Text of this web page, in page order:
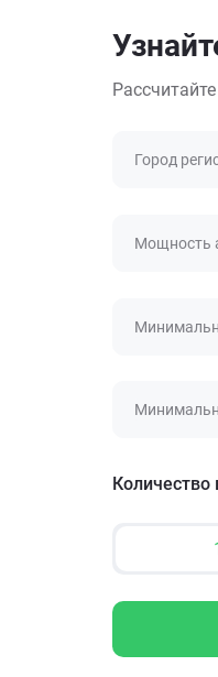
Город
Мощность
Количество